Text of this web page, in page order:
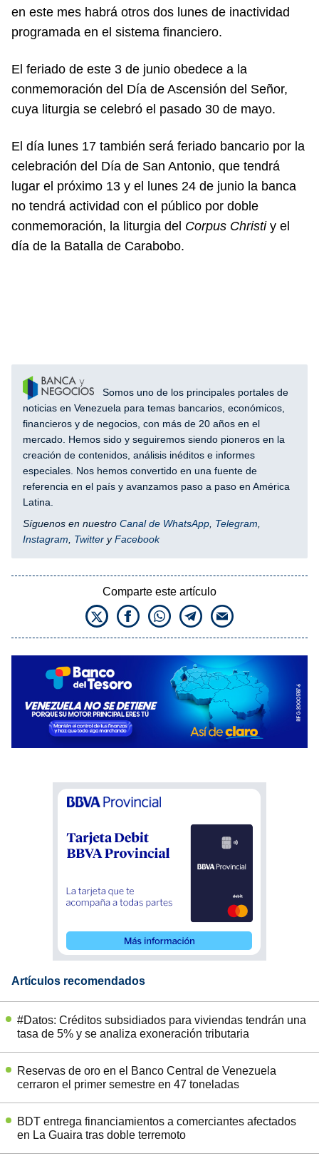
en este mes habrá otros dos lunes de inactividad
programada en el sistema financiero.
El feriado de este 3 de junio obedece a la
conmemoración del Día de Ascensión del Señor,
cuya liturgia se celebró el pasado 30 de mayo.
El día lunes 17 también será feriado bancario por la
celebración del Día de San Antonio, que tendrá
lugar el próximo 13 y el lunes 24 de junio la banca
no tendrá actividad con el público por doble
conmemoración, la liturgia del Corpus Christiy el
día de la Batalla de Carabobo.
Somos uno de los principales portales de
noticias en Venezuela para temas bancarios, económicos,
financieros y de negocios, con más de 20 años en el
mercado. Hemos sido y seguiremos siendo pioneros en la
creación de contenidos, análisis inéditos e informes
especiales. Nos hemos convertido en una fuente de
referencia en el país y avanzamos paso a paso en América
Latina.
Síguenos en nuestro Canal de WhatsApp Telegram
Instagram
Twitter yFacebook
Comparte este artículo
Artículos recomendados
#Datos: Créditos subsidiados para viviendas tendrán una
tasa de 5% y se analiza exoneración tributaria
Reservas de oro en el Banco Central de Venezuela
cerraron el primer semestre en 47 toneladas
BDT entrega financiamientos a comerciantes afectados
en La Guaira tras doble terremoto